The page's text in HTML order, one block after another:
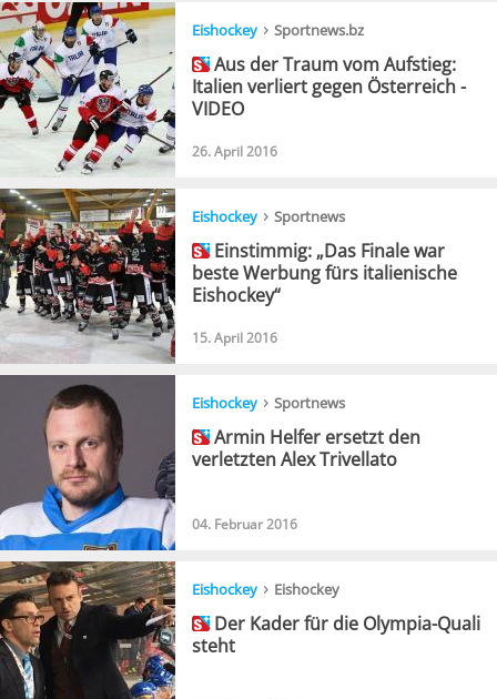
Eishockey › Sportnews.bz
Aus der Traum vom Aufstieg:
Italien verliert gegen Österreich -
VIDEO
26. April 2016
Eishockey › Sportnews
Einstimmig: „Das Finale war
beste Werbung fürs italienische
Eishockey“
15. April 2016
Eishockey › Sportnews
Armin Helfer ersetzt den
verletzten Alex Trivellato
04. Februar 2016
Eishockey › Eishockey
Der Kader für die Olympia-Quali
steht